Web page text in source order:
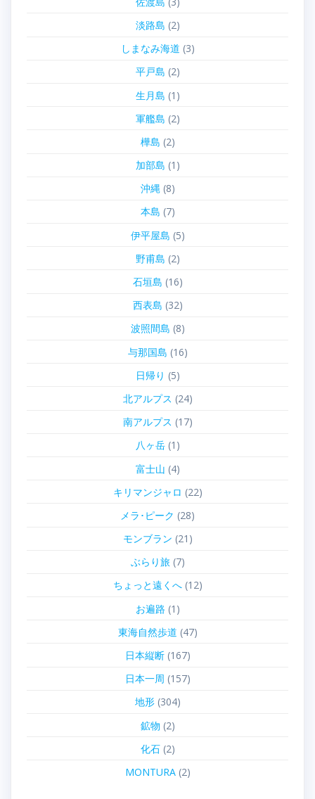
淡路島 (2)
しまなみ海道 (3)
平戸島 (2)
生月島 (1)
軍艦島 (2)
樺島 (2)
加部島 (1)
沖縄(8)
本島 (7)
伊平屋島 (5)
野甫島 (2)
石垣島 (16)
西表島 (32)
波照間島 (8)
与那国島 (16)
日帰り (5)
北アルプス (24)
南アルプス (17)
八ヶ岳(1)
富士山 (4)
キリマンジャロ (22)
メラ･ピーク (28)
モンブラン (21)
ぶらり旅(7)
ちょっと遠くへ(12)
お遍路 (1)
東海自然歩道 (47)
日本縦断(167)
日本一周 (157)
地形(304)
鉱物 (2)
化石(2)
MONTURA(2)